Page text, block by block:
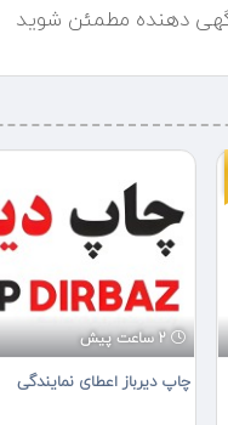
دهنده مطمئن شوید
2 ساعت پیش
چاپ دیرباز اعطای نمایندگی